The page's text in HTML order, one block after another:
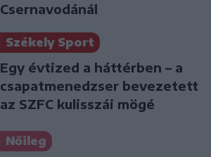
Csernavodánál
Székely Sport
Egy évtized a háttérben – a
csapatmenedzser bevezetett
az SZFC kulisszái mögé
Nőileg